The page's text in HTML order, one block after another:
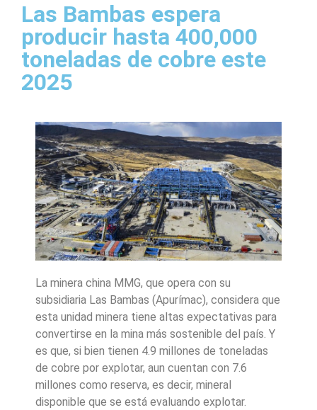
Las Bambas espera
producir hasta 400,000
toneladas de cobre este
2025
La minera china MMG, que opera con su
subsidiaria Las Bambas (Apurímac), considera que
esta unidad minera tiene altas expectativas para
convertirse en la mina más sostenible del país. Y
es que, si bien tienen 4.9 millones de toneladas
de cobre por explotar, aun cuentan con 7.6
millones como reserva, es decir, mineral
disponible que se está evaluando explotar.